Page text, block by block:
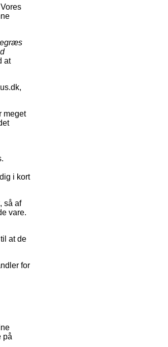
at
meget
i kort
så af
vare.
at de
for
på